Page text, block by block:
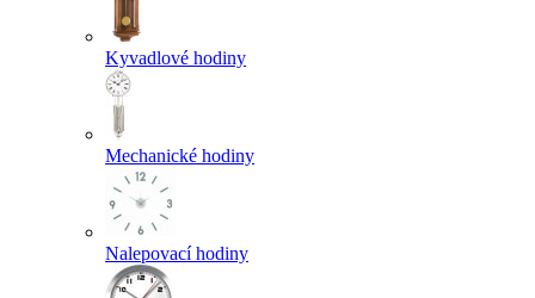
Kyvadlové hodiny
Mechanické hodiny
Nalepovací hodiny